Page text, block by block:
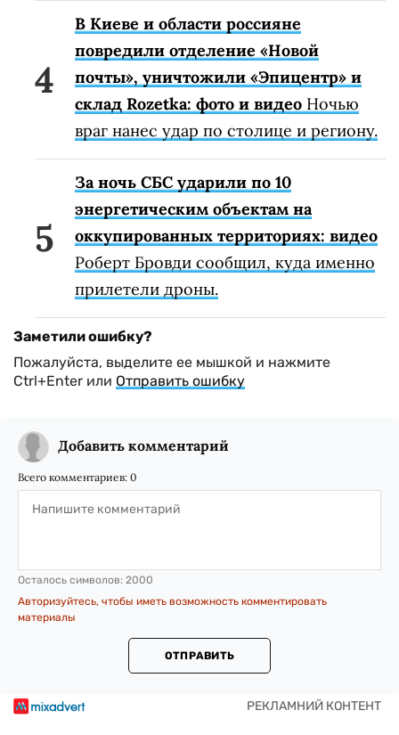
В Киеве и области россияне
повредили отделение «Новой
почты», уничтожили «Эпицентр» и
склад Rozetka: фото и видео Ночью
враг нанес удар по столице и региону.
За ночь СБС ударили по 10
энергетическим объектам на
оккупированных территориях: видео
Роберт Бровди сообщил, куда именно
прилетели дроны.
Заметили ошибку?
Пожалуйста, выделите ее мышкой и нажмите
Ctrl+Enter или Отправить ошибку
Добавить комментарий
Всего комментариев: 0
Осталось символов: 2000
Авторизуйтесь, чтобы иметь возможность комментировать
материалы
ОТПРАВИТЬ